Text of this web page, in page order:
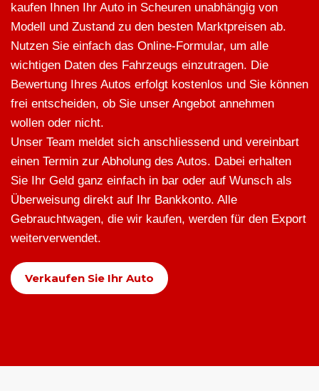
kaufen Ihnen Ihr Auto in Scheuren unabhängig von
Modell und Zustand zu den besten Marktpreisen ab.
Nutzen Sie einfach das Online-Formular, um alle
wichtigen Daten des Fahrzeugs einzutragen. Die
Bewertung Ihres Autos erfolgt kostenlos und Sie können
frei entscheiden, ob Sie unser Angebot annehmen
wollen oder nicht.
Unser Team meldet sich anschliessend und vereinbart
einen Termin zur Abholung des Autos. Dabei erhalten
Sie Ihr Geld ganz einfach in bar oder auf Wunsch als
Überweisung direkt auf Ihr Bankkonto. Alle
Gebrauchtwagen, die wir kaufen, werden für den Export
weiterverwendet.
Verkaufen Sie Ihr Auto